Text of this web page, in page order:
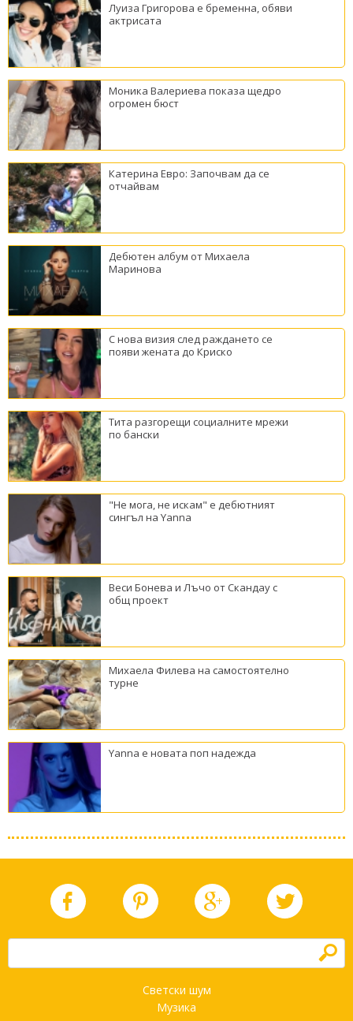
Луиза Григорова е бременна, обяви
актрисата
Моника Валериева показа щедро
огромен бюст
Катерина Евро: Започвам да се
отчайвам
Дебютен албум от Михаела
Маринова
С нова визия след раждането се
появи жената до Криско
Тита разгорещи социалните мрежи
по бански
"Не мога, не искам" е дебютният
сингъл на Yanna
Веси Бонева и Лъчо от Скандау с
общ проект
Михаела Филева на самостоятелно
турне
Yanna е новата поп надежда
h
Светски шум
Музика